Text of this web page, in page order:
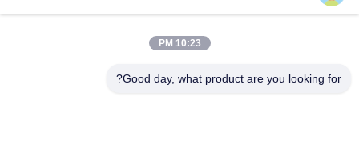
اشترك في نشرتنا الإخبارية للحصول على خصومات وأكثر.
10:23 PM
Good day, what product are you looking for?